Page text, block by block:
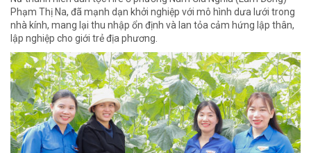
Phạm Thị Na, đã mạnh dạn khởi nghiệp với mô hình dưa lưới trong
nhà kính, mang lại thu nhập ổn định và lan tỏa cảm hứng lập thân,
lập nghiệp cho giới trẻ địa phương.